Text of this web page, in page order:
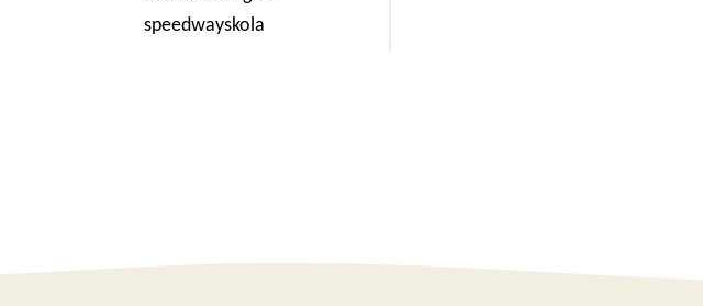
speedwayskola